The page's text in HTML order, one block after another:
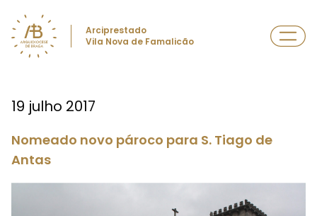
Arciprestado
Vila Nova de Famalicão
19 julho 2017
Nomeado novo pároco para S. Tiago de
Antas